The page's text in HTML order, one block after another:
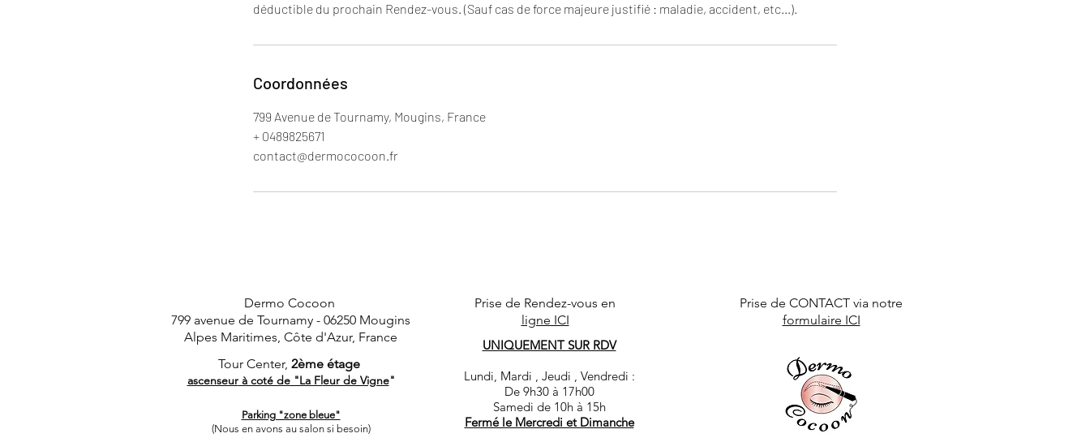
déductible du prochain Rendez-vous. (Sauf cas de force majeure justifié : maladie, accident, etc...).
Coordonnées
799 Avenue de Tournamy, Mougins, France
+ 0489825671
contact@dermococoon.fr
UNIQUEMENT SUR RDV
Lundi, Mardi , Jeudi , Vendredi :
De 9h30 à 17h00
​Samedi de 10h à 15h
Fermé le Mercredi et Dimanche
Dermo Cocoon
799 avenue de Tournamy - 06250 Mougins
Alpes Maritimes, Côte d'Azur, France
Tour Center, 2ème étage
ascenseurà coté de "La Fleur de Vigne"
Parking "zone bleue"
(Nous en avons au salon si besoin)
Prise de Rendez-vous en
ligne ICI
Prise de CONTACT via notre
formulaire ICI